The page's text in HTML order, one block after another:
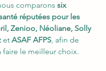
comparons six
réputées pour les
Zenioo, Néoliane, Solly
et ASAF AFPS, afin de
faire le meilleur choix.